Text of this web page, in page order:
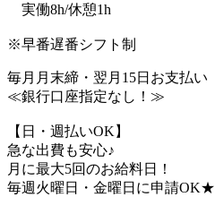
実働8h/休憩1h
※早番遅番シフト制
毎月月末締・翌月15日お支払い
≪銀行口座指定なし！≫
【日・週払いOK】
急な出費も安心♪
月に最大5回のお給料日！
毎週火曜日・金曜日に申請OK★